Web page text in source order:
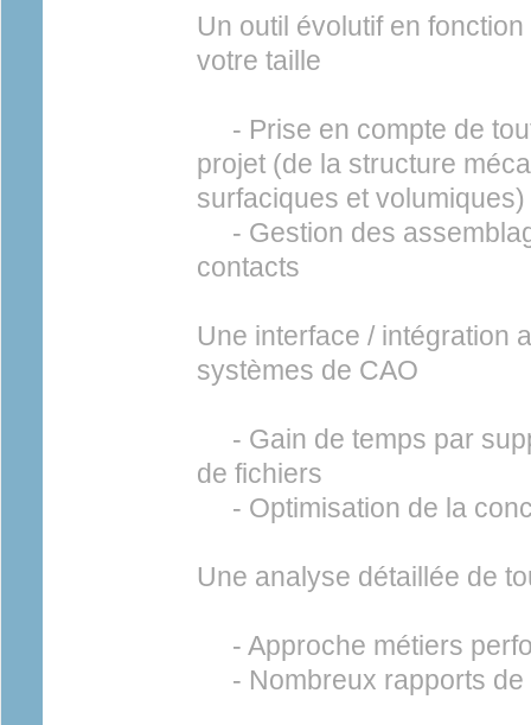
Un outil évolutif en
votre taille
- Prise en compte de
projet (de la structure
surfaciques et volumiques)
- Gestion des
contacts
Une interface / intégration
systèmes de CAO
- Gain de temps par
de fichiers
- Optimisation de la
Une analyse détaillée de
- Approche métiers
- Nombreux rapports de